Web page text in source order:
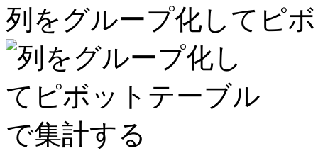
列をグループ化してピ